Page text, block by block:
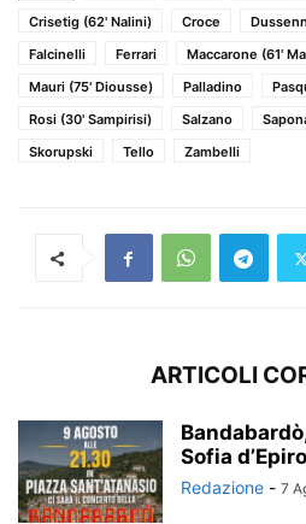
Crisetig (62' Nalini)
Croce
Falcinelli
Ferrari Maccarone (61'
Mauri (75' Diousse)
Palladino
Rosi (30' Sampirisi)
Salzano
Skorupski
Tello Zambelli
ARTICOLI
Sofia
Redazione - 7